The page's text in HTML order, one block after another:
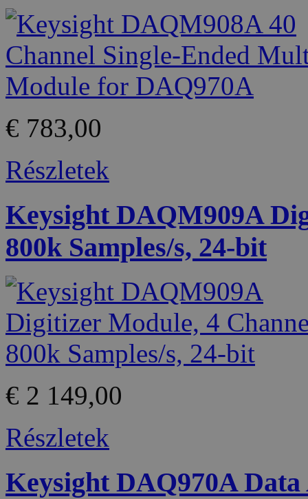
€ 783,00
Részletek
Keysight DAQM909A
800k Samples/s, 24-bit
€ 2 149,00
Részletek
Keysight DAQ970A